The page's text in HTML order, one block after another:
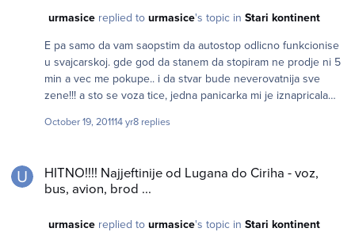
nisam pri parama?? hvala unapred
urmasicereplied to urmasice's topic in Stari kontinent
E pa samo da vam saopstim da autostop odlicno funkcionise
u svajcarskoj. gde god da stanem da stopiram ne prodje ni 5
min a vec me pokupe.. i da stvar bude neverovatnija sve
zene!!! a sto se voza tice, jedna panicarka mi je iznapricala
October 19, 201114 yr8 replies
HITNO!!!! Najjeftinije od Lugana do Ciriha - voz,
bus, avion, brod ...
urmasicereplied to urmasice's topic in Stari kontinent